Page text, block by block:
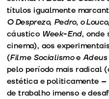
títulos igualmente
O Desprezo, Pedro, o Louco,
cáustico Week-End, onde
cinema), aos
(Filme Socialismoe
pelo período mais radical
estética e politicamente –
de trabalho imenso e